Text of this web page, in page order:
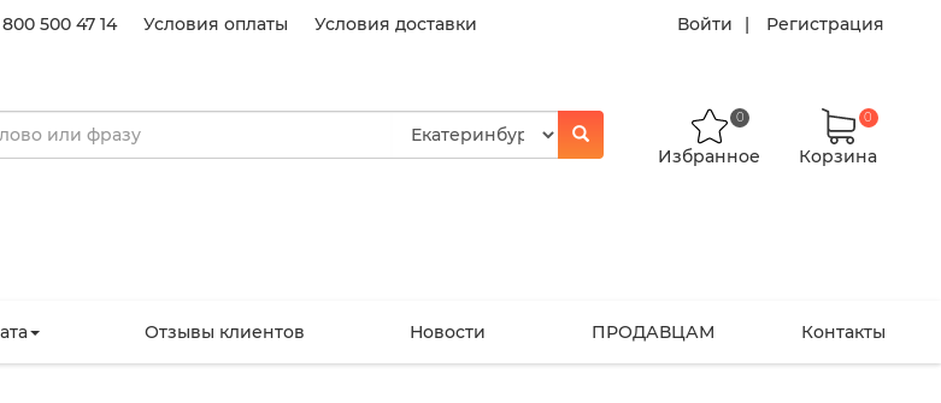
500 47 14 Условия оплаты Условия доставки Войти Регистрация
Избранное
0
Корзина
0
Отзывы клиентов Новости ПРОДАВЦАМ Контакты